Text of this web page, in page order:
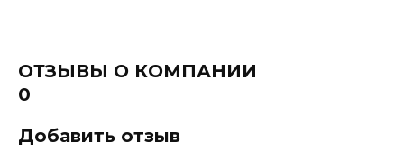
ОТЗЫВЫ О КОМПАНИИ
0
Добавить отзыв